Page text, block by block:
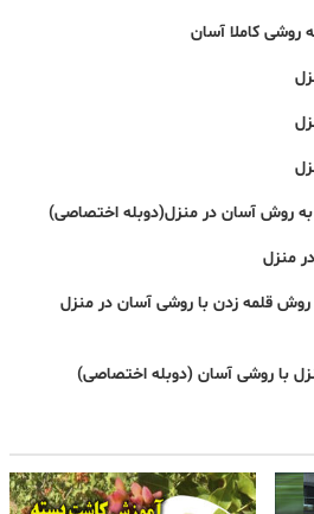
روشی کاملا آسان
روش آسان در منزل(دوبله اختصاصی)
منزل
قلمه زدن با روشی آسان در منزل
با روشی آسان (دوبله اختصاصی)